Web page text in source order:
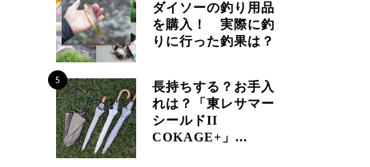
ダイソーの釣り用品
を購入！ 実際に釣
りに行った釣果は？
5
長持ちする？お手入
れは？「東レサマー
シールドII
COKAGE+」...